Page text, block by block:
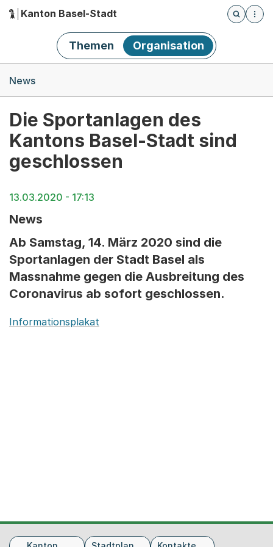
Hauptnavigation
Kanton Basel-Stadt
Öffnet
Themen Organisation
News
Die Sportanlagen des
Kantons Basel-Stadt sind
geschlossen
13.03.2020 - 17:13
News
Ab Samstag, 14. März 2020 sind die
Sportanlagen der Stadt Basel als
Massnahme gegen die Ausbreitung des
Coronavirus ab sofort geschlossen.
Informationsplakat
Fusszeile